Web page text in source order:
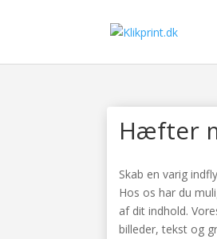
Hæfter
Skab en varig
Hos os har du
af dit indhold.
billeder, tekst og